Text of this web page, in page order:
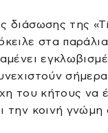
διάσωσης της
στα
του κήτους να
την κοινή γνώμη